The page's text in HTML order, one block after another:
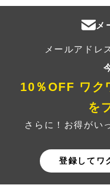
メ
メールアドレ
10％OFF ワク
を
さらに！お得がい
登録してワ